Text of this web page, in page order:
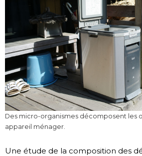
Des micro-organismes décomposent les
appareil ménager.
Une étude de la composition des